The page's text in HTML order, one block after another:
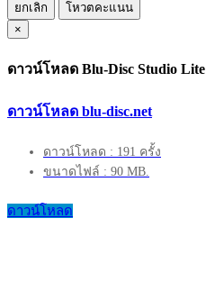
ยกเลิก
โหวตคะแนน
×
ดาวน์โหลด Blu-Disc Studio Lite
ดาวน์โหลด blu-disc.net
ดาวน์โหลด : 191 ครั้ง
ขนาดไฟล์ : 90 MB.
ดาวน์โหลด